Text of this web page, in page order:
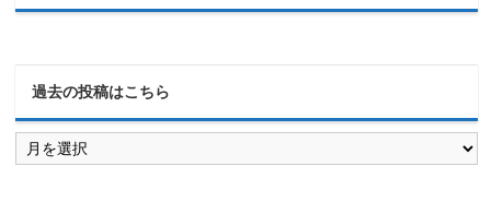
過去の投稿はこちら
過
去
の